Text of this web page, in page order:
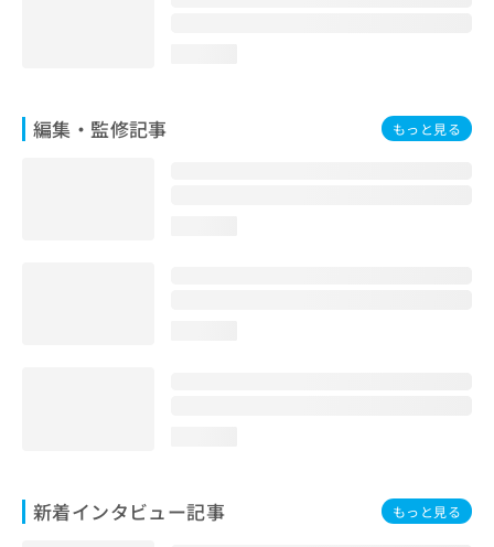
編集・監修記事 もっと見る
新着インタビュー記事 もっと見る